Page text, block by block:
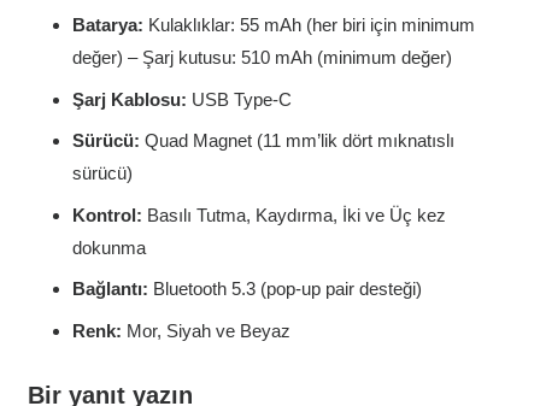
Batarya: Kulaklıklar: 55 mAh (her biri için minimum
değer) – Şarj kutusu: 510 mAh (minimum değer)
Şarj Kablosu: USB Type-C
Sürücü: Quad Magnet (11 mm’lik dört mıknatıslı
sürücü)
Kontrol: Basılı Tutma, Kaydırma, İki ve Üç kez
dokunma
Bağlantı: Bluetooth 5.3 (pop-up pair desteği)
Renk: Mor, Siyah ve Beyaz
Bir yanıt yazın